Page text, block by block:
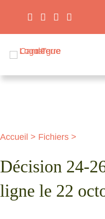
Accueil > Fichiers >
Décision 24-
ligne le 22